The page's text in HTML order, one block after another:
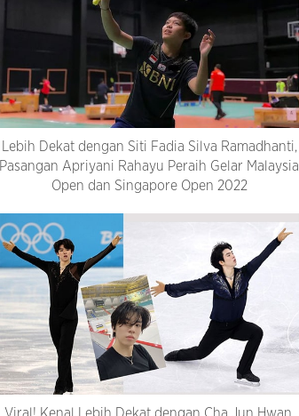
Lebih Dekat dengan Siti Fadia Silva Ramadhanti,
Pasangan Apriyani Rahayu Peraih Gelar Malaysia
Open dan Singapore Open 2022
Viral! Kenal Lebih Dekat dengan Cha Jun Hwan,